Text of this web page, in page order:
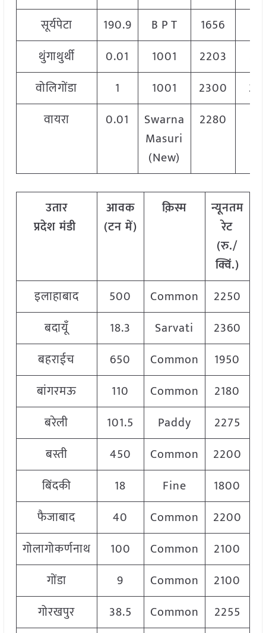
सूर्यपेटा
190.9 B P T 1656
थुंगाथुर्थी
0.01 1001 2203
वोलिगोंडा
1 1001 2300
वायरा
0.01
Swarna
Masuri
(New)
2280
उतार
प्रदेशमंडी
आवक
(टन में)
क़िस्म
न्यूनतम
रेट
(रु./
क्विं.)
इलाहाबाद 500 Common 2250
बदायूँ
18.3 Sarvati 2360
बहराईच
650 Common 1950
बांगरमऊ
110 Common 2180
बरेली
101.5 Paddy 2275
बस्ती
450 Common 2200
बिंदकी
18 Fine 1800
फैजाबाद
40 Common 2200
गोलागोकर्णनाथ
100 Common 2100
गोंडा
9 Common 2100
गोरखपुर
38.5 Common 2255